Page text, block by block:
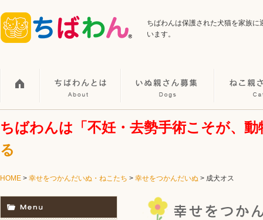
ちばわんは保護された犬猫を家族
います。
ちばわんは「不妊・去勢手術こそが、
る
HOME > 幸せをつかんだいぬ・ねこたち > 幸せをつかんだいぬ > 成犬オス